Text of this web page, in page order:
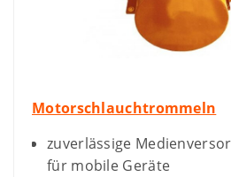
Motorschlauchtrommeln
zuverlässige
für mobile Geräte